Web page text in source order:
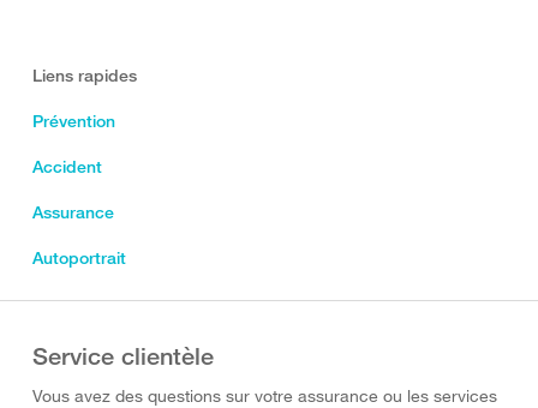
Liens rapides
Prévention
Accident
Assurance
Autoportrait
Service clientèle
Vous avez des questions sur votre assurance ou les services